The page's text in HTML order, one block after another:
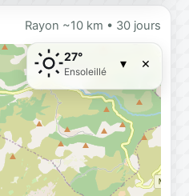
Rayon ~10 km • 30 jours
27°
Ensoleillé ▾ ×